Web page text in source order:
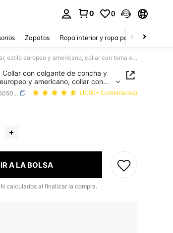
0 0
Zapatos Ropa interior y ropa para dormir
Arave 1 pieza Collar con colgante de concha y estrella de mar, estilo europeo y americano, collar con tema oceánico para mujer
Collar con colgante de concha y
y americano, collar con
SKU: sj260209155946555050890 (1000+ Comentarios)
AVAILABILITY
A LA BOLSA
calculados al finalizar la compra.